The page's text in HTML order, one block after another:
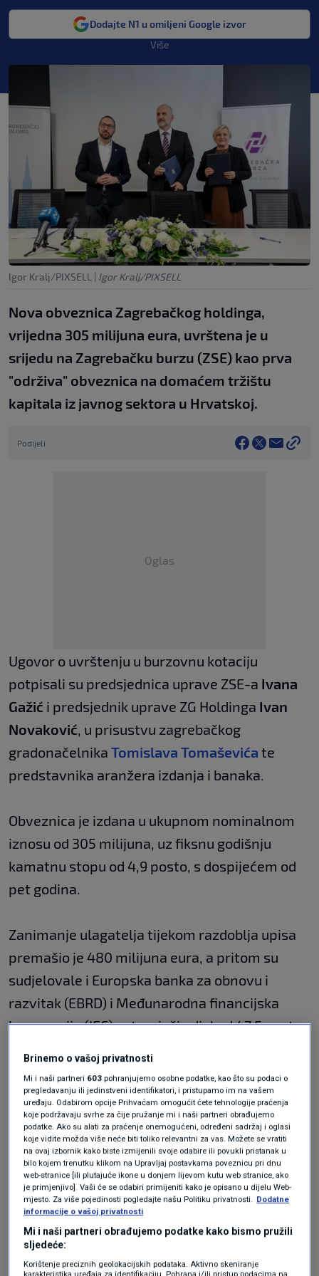
Dodajte N1 u omiljeni Google izvor
Više
Igor Kralj/PIXSELL | Igor Kralj/PIXSELL
Nova obveznica Zagrebačkog holdinga,
vrijedna 305 milijuna eura, uvrštena je u
srijedu na Zagrebačku burzu (ZSE) kao prva
"održiva" obveznica na domaćem tržištu
kapitala iz javnog sektora u Hrvatskoj.
Podijeli
Oglas
Ugovor o uvrštenju u burzovnu kotaciju
potpisali su predsjednica uprave ZSE-a Ivana
Gažić i predsjednik uprave ZG Holdinga Ivan
Novaković, u prisustvu zagrebačkog
gradonačelnika Tomislava Tomaševića te
predstavnika aranžera izdanja i banaka.
Obveznica je izdana u ukupnom nominalnom
iznosu od 305 milijuna, uz fiksnu godišnju
kamatnu stopu od 4,9 posto, s dospijećem od
pet godina.
Zanimanje ulagatelja tijekom razdoblja upisa
premašio je 480 milijuna eura, a pritom su
sudjelovale i Europska banka za obnovu i
razvitak (EBRD) i Međunarodna financijska
korporacija (IFC) ostvarivši udjel od 47,5 posto
iznosi 34 posto, a obveznih i dobrovoljnih
mirovinskih fondova 15,6 posto.
Aranžeri izdanja obveznica bili su banke Erste,
PBZ i ZABA.
ZG Holding ranije je izvijestio da je će neto
prihod od ovog izdanjaobveznicakoristiti za
otplatu postojećih obveznica nominalnog
iznosa 2,3 milijarde kuna, koje dospijevaju na
Brinemo o vašoj privatnosti
Mi i naši partneri 603 pohranjujemo osobne podatke, kao što su podaci o
pregledavanju ili jedinstveni identifikatori, i pristupamo im na vašem
uređaju. Odabirom opcije Prihvaćam omogućit ćete tehnologije praćenja
koje podržavaju svrhe za čije pružanje mi i naši partneri obrađujemo
podatke. Ako su alati za praćenje onemogućeni, određeni sadržaj i oglasi
koje vidite možda više neće biti toliko relevantni za vas. Možete se vratiti
na ovaj izbornik kako biste izmijenili svoje odabire ili povukli pristanak u
bilo kojem trenutku klikom na Upravljaj postavkama poveznicu pri dnu
web-stranice [ili plutajuće ikone u donjem lijevom kutu web stranice, ako
je primjenjivo]. Vaši će se odabiri primijeniti kako je opisano u dijelu Web-
mjesto. Za više pojedinosti pogledajte našu Politiku privatnosti. Dodatne
informacije o vašoj privatnosti
Mi i naši partneri obrađujemo podatke kako bismo pružili
sljedeće:
Korištenje preciznih geolokacijskih podataka. Aktivno skeniranje